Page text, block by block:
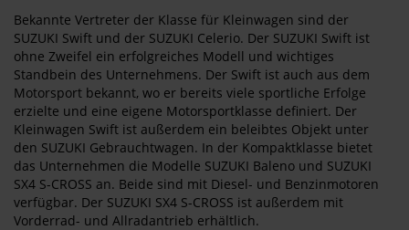
Bekannte Vertreter der Klasse für Kleinwagen sind der
SUZUKI Swift und der SUZUKI Celerio. Der SUZUKI Swift ist
ohne Zweifel ein erfolgreiches Modell und wichtiges
Standbein des Unternehmens. Der Swift ist auch aus dem
Motorsport bekannt, wo er bereits viele sportliche Erfolge
erzielte und eine eigene Motorsportklasse definiert. Der
Kleinwagen Swift ist außerdem ein beleibtes Objekt unter
den SUZUKI Gebrauchtwagen. In der Kompaktklasse bietet
das Unternehmen die Modelle SUZUKI Baleno und SUZUKI
SX4 S-CROSS an. Beide sind mit Diesel- und Benzinmotoren
verfügbar. Der SUZUKI SX4 S-CROSS ist außerdem mit
Vorderrad- und Allradantrieb erhältlich.